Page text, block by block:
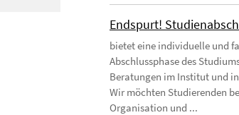
Endspurt!
bietet eine individuelle und
Abschlussphase des
Beratungen im Institut und
Wir möchten Studierenden
Organisation und ...